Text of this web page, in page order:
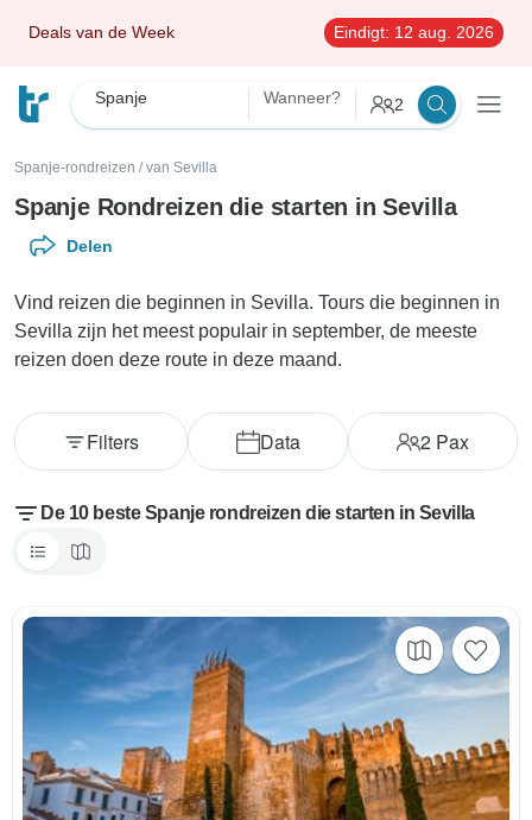
Deals van de Week Eindigt: 12 aug. 2026
Spanje Wanneer? 2
Spanje-rondreizen / van Sevilla
Spanje Rondreizen die starten in Sevilla
Delen
Vind reizen die beginnen in Sevilla. Tours die beginnen in
Sevilla zijn het meest populair in september, de meeste
reizen doen deze route in deze maand.
Data 2 Pax
Filters
De 10 beste Spanje rondreizen die starten in Sevilla